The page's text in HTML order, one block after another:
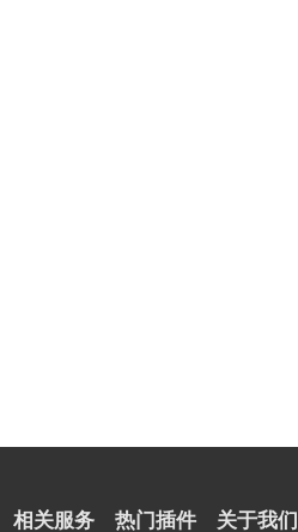
相关服务 热门插件 关于我们